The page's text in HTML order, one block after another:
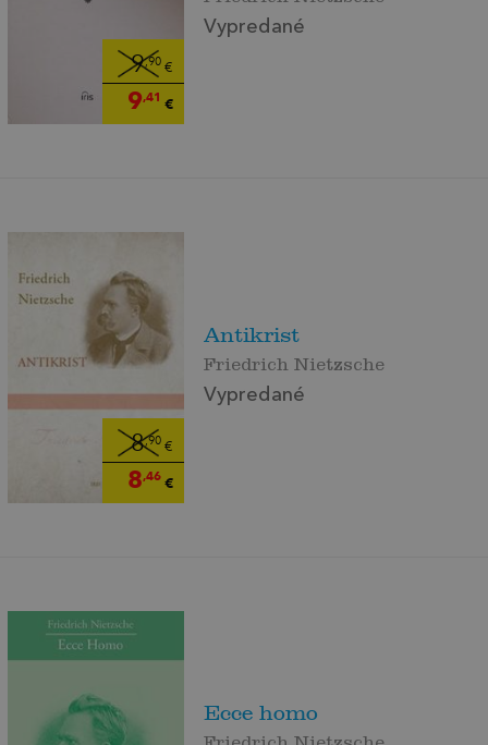
9,90€
9,41 €
Vypredané
8,90€
8,46€
Antikrist
Friedrich Nietzsche
Vypredané
Ecce homo
Friedrich Nietzsche